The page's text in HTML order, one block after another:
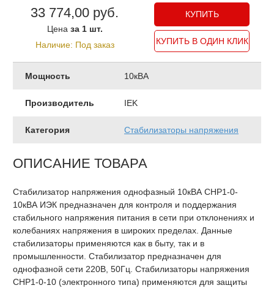
33 774,00 руб.
Цена за 1 шт.
Наличие: Под заказ
КУПИТЬ В ОДИН КЛИК
Мощность 10кВА
Производитель IEK
Категория Стабилизаторы напряжения
ОПИСАНИЕ ТОВАРА
Стабилизатор напряжения однофазный 10кВА СНР1-0-
10кВА ИЭК предназначен для контроля и поддержания
стабильного напряжения питания в сети при отклонениях и
колебаниях напряжения в широких пределах. Данные
стабилизаторы применяются как в быту, так и в
промышленности. Стабилизатор предназначен для
однофазной сети 220В, 50Гц. Стабилизаторы напряжения
СНР1-0-10 (электронного типа) применяются для защиты